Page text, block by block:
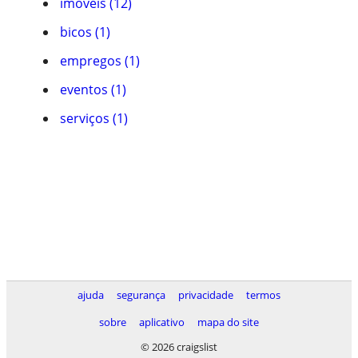
bicos (1)
empregos (1)
eventos (1)
serviços (1)
ajuda segurança privacidade
termos
sobre
aplicativo
mapa do site
© 2026 craigslist